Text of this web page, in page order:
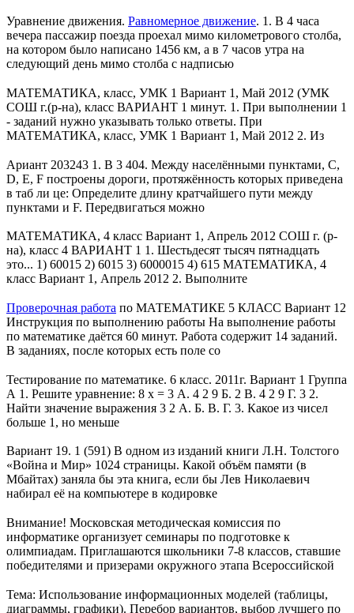
Уравнение движения. Равномерное движение. 1. В 4 часа
вечера пассажир поезда проехал мимо километрового столба,
на котором было написано 1456 км, а в 7 часов утра на
следующий день мимо столба с надписью
МАТЕМАТИКА, класс, УМК 1 Вариант 1, Май 2012 (УМК
СОШ г.(р-на), класс ВАРИАНТ 1 минут. 1. При выполнении 1
- заданий нужно указывать только ответы. При
МАТЕМАТИКА, класс, УМК 1 Вариант 1, Май 2012 2. Из
Ариант 203243 1. B 3 404. Между населёнными пунктами, С,
D, Е, F построены дороги, протяжённость которых приведена
в таб ли це: Определите длину кратчайшего пути между
пунктами и F. Передвигаться можно
МАТЕМАТИКА, 4 класс Вариант 1, Апрель 2012 СОШ г. (р-
на), класс 4 ВАРИАНТ 1 1. Шестьдесят тысяч пятнадцать
это... 1) 60015 2) 6015 3) 6000015 4) 615 МАТЕМАТИКА, 4
класс Вариант 1, Апрель 2012 2. Выполните
Проверочная работа по МАТЕМАТИКЕ 5 КЛАСС Вариант 12
Инструкция по выполнению работы На выполнение работы
по математике даётся 60 минут. Работа содержит 14 заданий.
В заданиях, после которых есть поле со
Тестирование по математике. 6 класс. 2011г. Вариант 1 Группа
А 1. Решите уравнение: 8 x = 3 А. 4 2 9 Б. 2 В. 4 2 9 Г. 3 2.
Найти значение выражения 3 2 А. Б. В. Г. 3. Какое из чисел
больше 1, но меньше
Вариант 19. 1 (591) В одном из изданий книги Л.H. Толстого
«Война и Мир» 1024 страницы. Какой объём памяти (в
Мбайтах) заняла бы эта книга, если бы Лев Николаевич
набирал её на компьютере в кодировке
Внимание! Московская методическая комиссия по
информатике организует семинары по подготовке к
олимпиадам. Приглашаются школьники 7-8 классов, ставшие
победителями и призерами окружного этапа Всероссийской
Тема: Использование информационных моделей (таблицы,
диаграммы, графики). Перебор вариантов, выбор лучшего по